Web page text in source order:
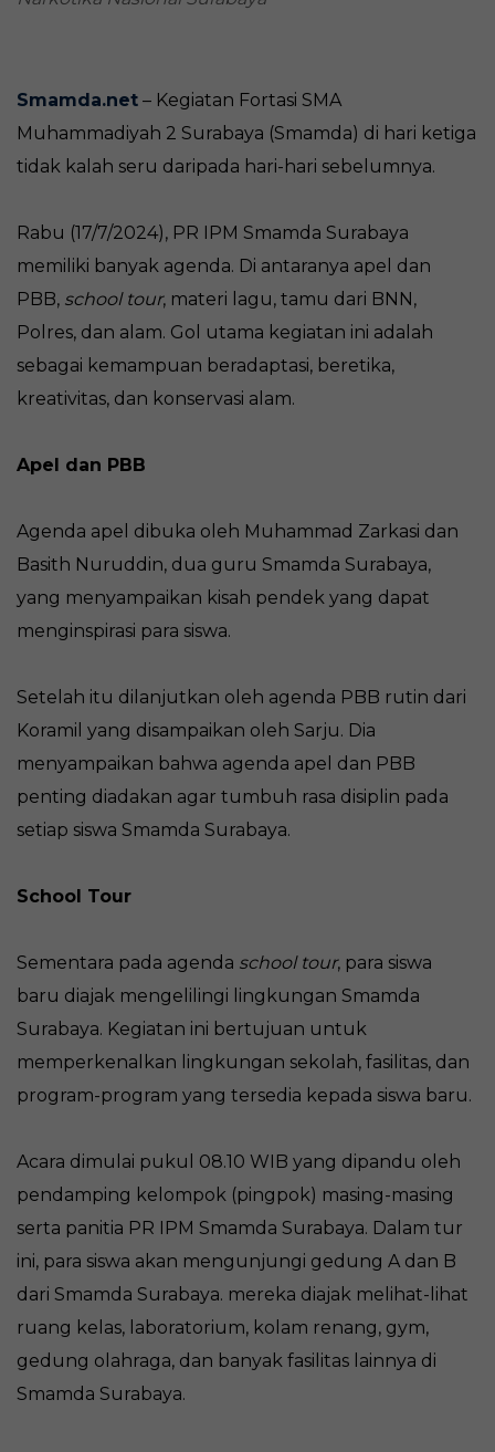
Smamda.net – Kegiatan Fortasi SMA
Muhammadiyah 2 Surabaya (Smamda) di hari ketiga
tidak kalah seru daripada hari-hari sebelumnya.
Rabu (17/7/2024), PR IPM Smamda Surabaya
memiliki banyak agenda. Di antaranya apel dan
PBB, school tour, materi lagu, tamu dari BNN,
Polres, dan alam. Gol utama kegiatan ini adalah
sebagai kemampuan beradaptasi, beretika,
kreativitas, dan konservasi alam.
Apel dan PBB
Agenda apel dibuka oleh Muhammad Zarkasi dan
Basith Nuruddin, dua guru Smamda Surabaya,
yang menyampaikan kisah pendek yang dapat
menginspirasi para siswa.
Setelah itu dilanjutkan oleh agenda PBB rutin dari
Koramil yang disampaikan oleh Sarju. Dia
menyampaikan bahwa agenda apel dan PBB
penting diadakan agar tumbuh rasa disiplin pada
setiap siswa Smamda Surabaya.
School Tour
Sementara pada agenda school tour, para siswa
baru diajak mengelilingi lingkungan Smamda
Surabaya. Kegiatan ini bertujuan untuk
memperkenalkan lingkungan sekolah, fasilitas, dan
program-program yang tersedia kepada siswa baru.
Acara dimulai pukul 08.10 WIB yang dipandu oleh
pendamping kelompok (pingpok) masing-masing
serta panitia PR IPM Smamda Surabaya. Dalam tur
ini, para siswa akan mengunjungi gedung A dan B
dari Smamda Surabaya. mereka diajak melihat-lihat
ruang kelas, laboratorium, kolam renang, gym,
gedung olahraga, dan banyak fasilitas lainnya di
Smamda Surabaya.